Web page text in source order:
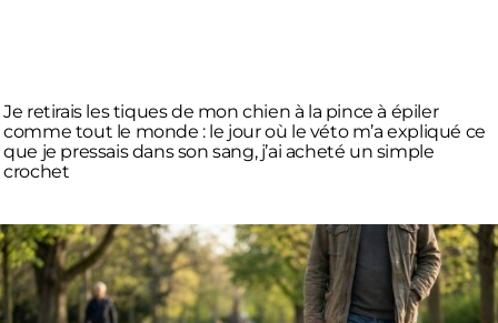
Je retirais les tiques de mon chien à la pince à épiler
comme tout le monde : le jour où le véto m’a expliqué ce
que je pressais dans son sang, j’ai acheté un simple
crochet